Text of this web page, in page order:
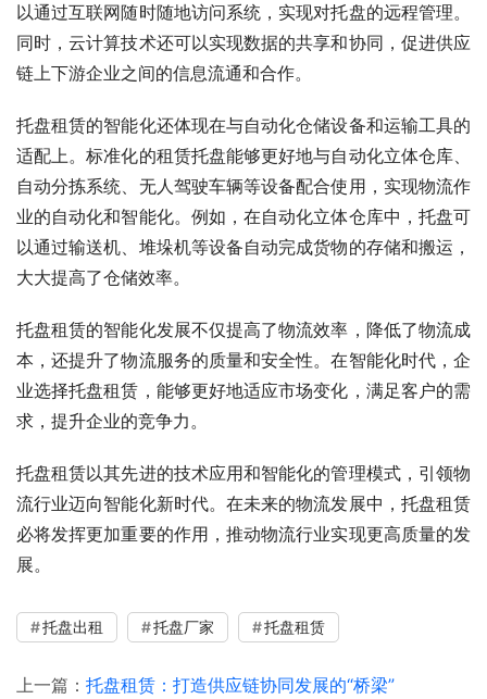
以通过互联网随时随地访问系统，实现对托盘的远程管理。
同时，云计算技术还可以实现数据的共享和协同，促进供应
链上下游企业之间的信息流通和合作。
托盘租赁的智能化还体现在与自动化仓储设备和运输工具的
适配上。标准化的租赁托盘能够更好地与自动化立体仓库、
自动分拣系统、无人驾驶车辆等设备配合使用，实现物流作
业的自动化和智能化。例如，在自动化立体仓库中，托盘可
以通过输送机、堆垛机等设备自动完成货物的存储和搬运，
大大提高了仓储效率。
托盘租赁的智能化发展不仅提高了物流效率，降低了物流成
本，还提升了物流服务的质量和安全性。在智能化时代，企
业选择托盘租赁，能够更好地适应市场变化，满足客户的需
求，提升企业的竞争力。
托盘租赁以其先进的技术应用和智能化的管理模式，引领物
流行业迈向智能化新时代。在未来的物流发展中，托盘租赁
必将发挥更加重要的作用，推动物流行业实现更高质量的发
展。
托盘出租 托盘厂家 托盘租赁
上一篇： 托盘租赁：打造供应链协同发展的“桥梁”